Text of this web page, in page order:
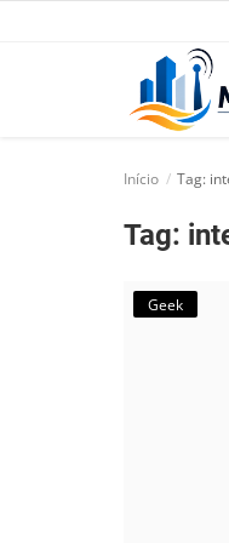
Início Tag:
Tag:
Geek